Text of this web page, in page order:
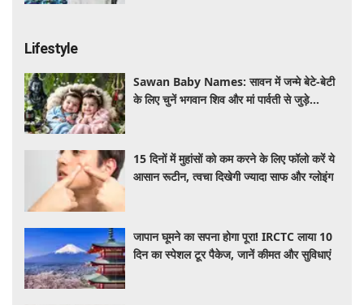
Lifestyle
Sawan Baby Names: सावन में जन्मे बेटे-बेटी
के लिए चुनें भगवान शिव और मां पार्वती से जुड़े
15 दिनों में मुहांसों को कम करने के लिए फॉलो करें ये
आसान रूटीन, त्वचा दिखेगी ज्यादा साफ और ग्लोइंग
जापान घूमने का सपना होगा पूरा! IRCTC लाया 10
दिन का स्पेशल टूर पैकेज, जानें कीमत और सुविधाएं